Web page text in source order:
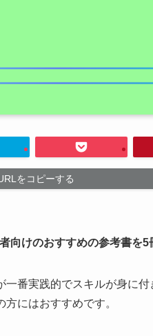
をコピーする
向けのおすすめの参考書を5
番実践的でスキルが身に
にはおすすめです。